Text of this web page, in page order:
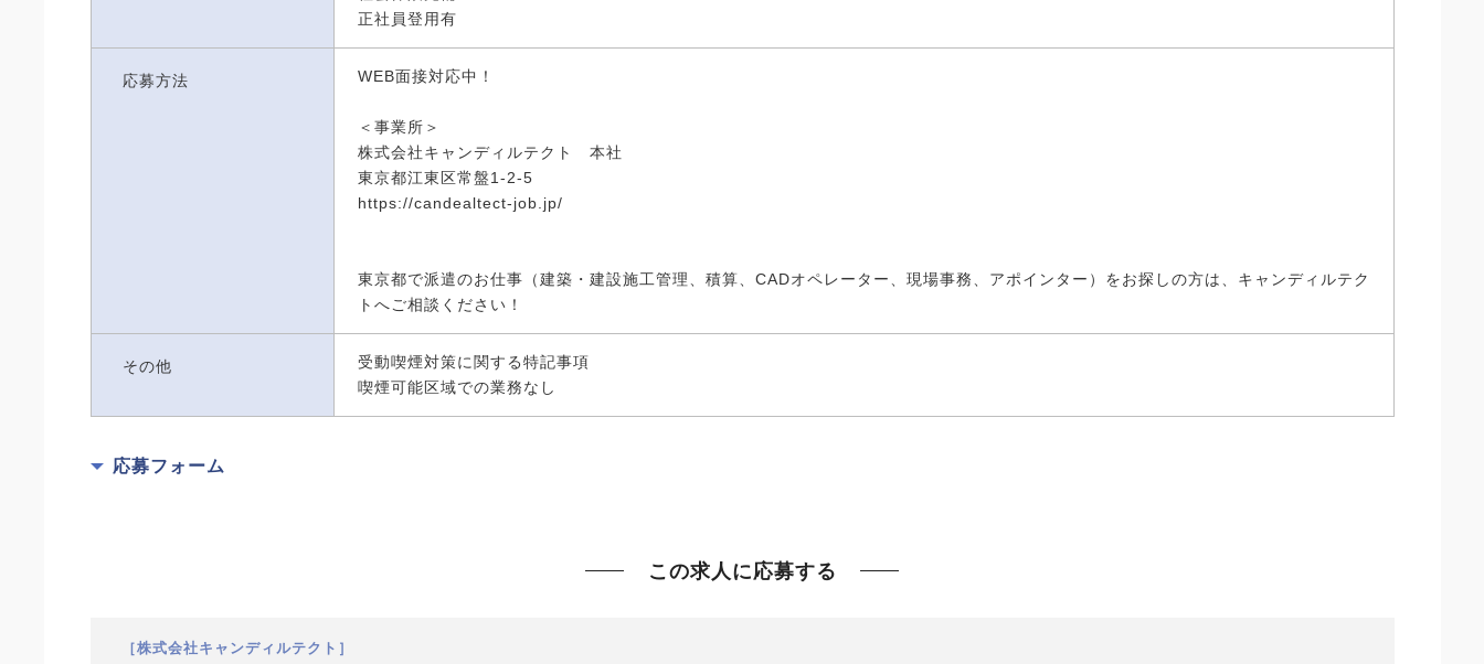
正社員登用有
応募方法 WEB面接対応中！
＜事業所＞
株式会社キャンディルテクト 本社
東京都江東区常盤1-2-5
https://candealtect-job.jp/
東京都で派遣のお仕事（建築・建設施工管理、積算、CADオペレーター、現場事務、アポインター）をお探しの方は、キャンディルテク
トへご相談ください！
その他
受動喫煙対策に関する特記事項
喫煙可能区域での業務なし
応募フォーム
この求人に応募する
［株式会社キャンディルテクト］